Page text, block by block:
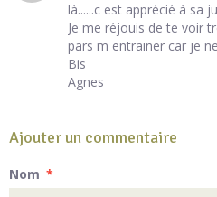
là......c est apprécié à sa
Je me réjouis de te voir
pars m entrainer car je
Bis
Agnes
Ajouter un commentaire
Nom